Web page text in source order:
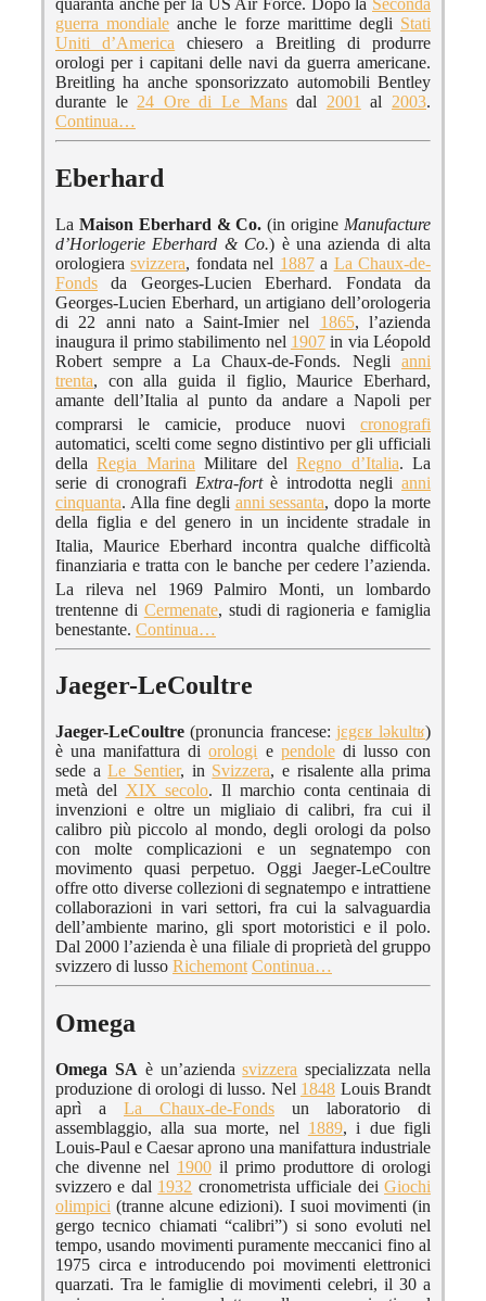
guerra mondiale anche le forze marittime degli Stati
Uniti d’America chiesero a Breitling di produrre
orologi per i capitani delle navi da guerra americane.
Breitling ha anche sponsorizzato automobili Bentley
durante le 24 Ore di Le Mansdal 2001 al 2003.
Continua…
Eberhard
La Maison Eberhard & Co. (in origine Manufacture
d’Horlogerie Eberhard & Co.) è una azienda di alta
orologierasvizzera, fondata nel 1887a La Chaux-de-
Fonds da Georges-Lucien Eberhard. Fondata da
Georges-Lucien Eberhard, un artigiano dell’orologeria
di 22 anni nato a Saint-Imier nel 1865, l’azienda
inaugura il primo stabilimento nel 1907in via Léopold
Robert sempre a La Chaux-de-Fonds. Negli anni
trenta, con alla guida il figlio, Maurice Eberhard,
amante dell’Italia al punto da andare a Napoli per
comprarsi le camicie, produce nuovicronografi
automatici, scelti come segno distintivo per gli ufficiali
dellaRegia Marina Militare delRegno d’Italia. La
serie di cronografi Extra-fortè introdotta neglianni
cinquanta. Alla fine degli anni sessanta, dopo la morte
della figlia e del genero in un incidente stradale in
Italia, Maurice Eberhard incontra qualche difficoltà
finanziaria e tratta con le banche per cedere l’azienda.
La rileva nel 1969Palmiro Monti, un lombardo
trentenne di Cermenate, studi di ragioneria e famiglia
benestante. Continua…
Jaeger-LeCoultre
Jaeger-LeCoultre (pronuncia francese: jɛgɛʁ ləkultʁ)
è una manifattura diorologi e pendoledi lusso con
sede aLe Sentier, in Svizzera, e risalente alla prima
metà del XIX secolo. Il marchio conta centinaia di
invenzioni e oltre un migliaio di calibri, fra cui il
calibro più piccolo al mondo, degli orologi da polso
con molte complicazioni e un segnatempo con
movimento quasi perpetuo. Oggi Jaeger-LeCoultre
offre otto diverse collezioni di segnatempo e intrattiene
collaborazioni in vari settori, fra cui la salvaguardia
dell’ambiente marino, gli sport motoristici e il polo.
Dal 2000 l’azienda è una filiale di proprietà del gruppo
svizzero di lusso Richemont Continua…
Omega
Omega SA è un’aziendasvizzera specializzata nella
produzione di orologi di lusso. Nel 1848 Louis Brandt
aprì a La Chaux-de-Fonds un laboratorio di
assemblaggio, alla sua morte, nel 1889, i due figli
Louis-Paul e Caesar aprono una manifattura industriale
che divenne nel 1900 il primo produttore di orologi
svizzero e dal 1932 cronometrista ufficiale deiGiochi
olimpici (tranne alcune edizioni). I suoi movimenti (in
gergo tecnico chiamati “calibri”) si sono evoluti nel
tempo, usando movimenti puramente meccanici fino al
1975 circa e introducendo poi movimenti elettronici
quarzati. Tra le famiglie di movimenti celebri, il 30 a